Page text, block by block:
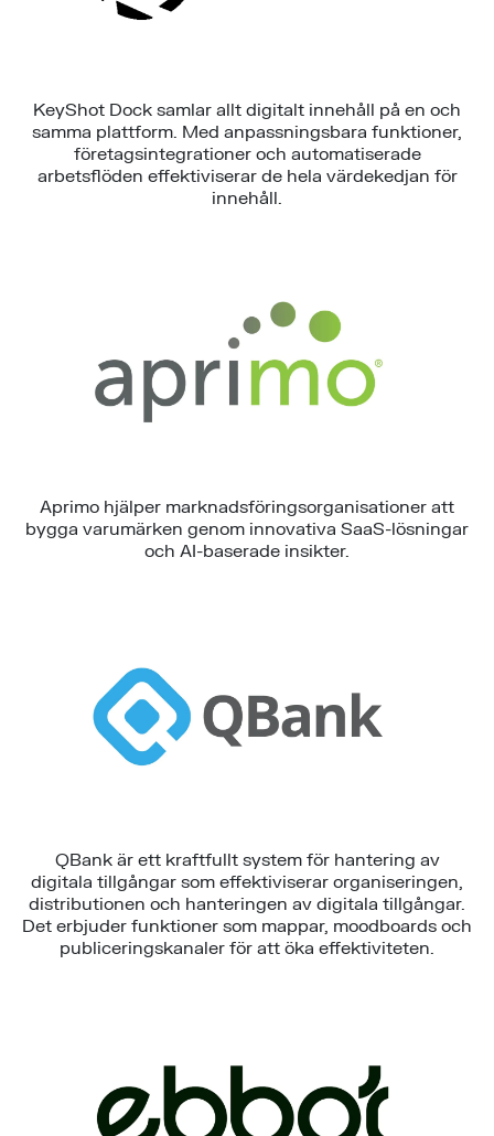
KeyShot Dock samlar allt digitalt innehåll på en och
samma plattform. Med anpassningsbara funktioner,
företagsintegrationer och automatiserade
arbetsflöden effektiviserar de hela värdekedjan för
innehåll.
Aprimo hjälper marknadsföringsorganisationer att
bygga varumärken genom innovativa SaaS-lösningar
och AI-baserade insikter.
QBank är ett kraftfullt system för hantering av
digitala tillgångar som effektiviserar organiseringen,
distributionen och hanteringen av digitala tillgångar.
Det erbjuder funktioner som mappar, moodboards och
publiceringskanaler för att öka effektiviteten.